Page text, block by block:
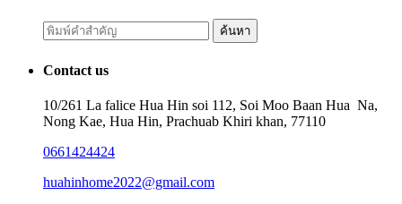
Search
for:
ค้นหา
Contact us
10/261 La falice Hua Hin soi 112, Soi Moo Baan Hua Na,
Nong Kae, Hua Hin, Prachuab Khiri khan, 77110
0661424424
huahinhome2022@gmail.com